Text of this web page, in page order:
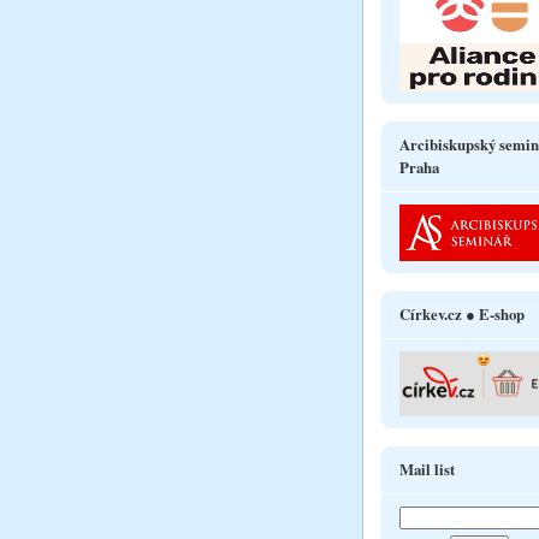
Arcibiskupský
Praha
Církev.cz ● E-shop
Mail list